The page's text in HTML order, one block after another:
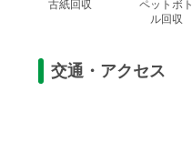
古紙回収
ペットボト
ル回収
交通・アクセス